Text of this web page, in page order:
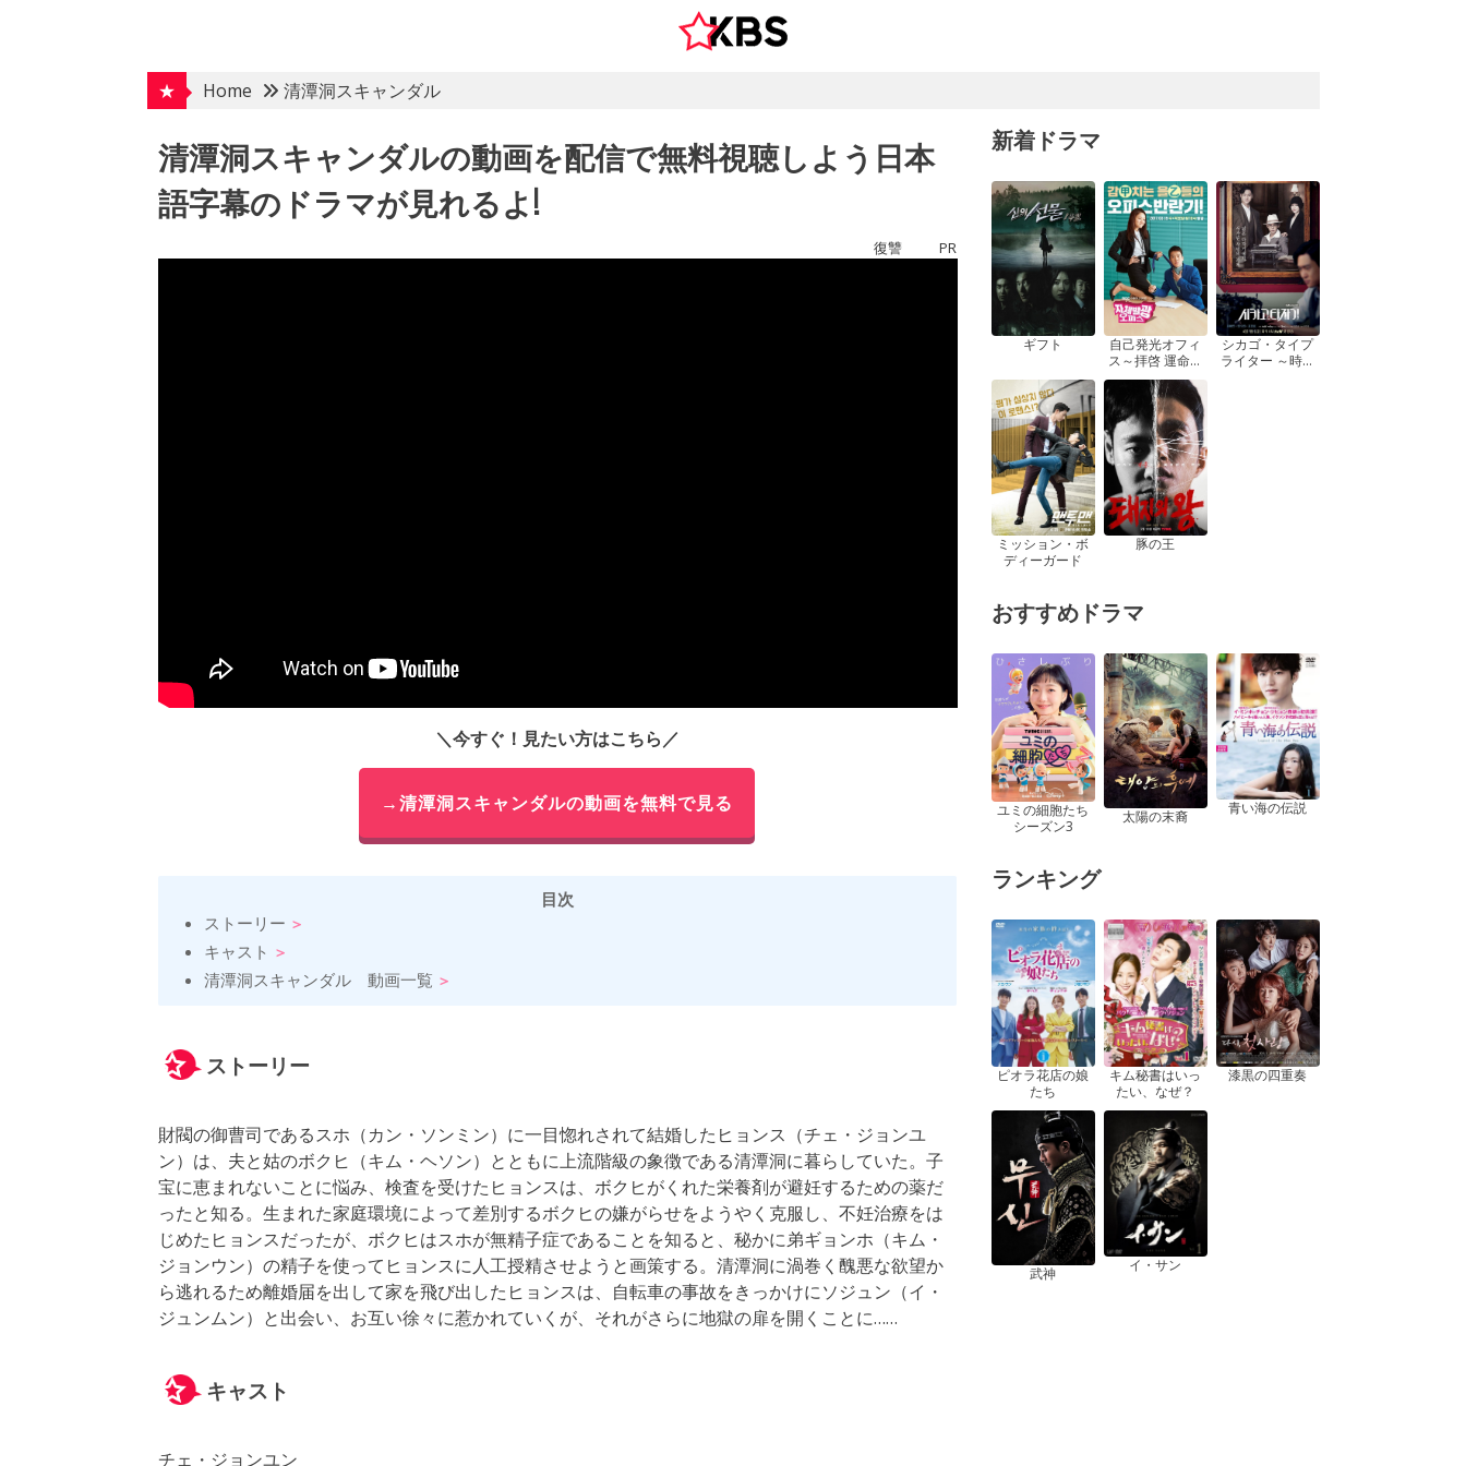
★
Home 清潭洞スキャンダル
清潭洞スキャンダルの動画を配信で無料視聴しよう日本
語字幕のドラマが見れるよ!
復讐 PR
＼今すぐ！見たい方はこちら／
→清潭洞スキャンダルの動画を無料で見る
目次
ストーリー
キャスト
清潭洞スキャンダル 動画一覧
ストーリー
財閥の御曹司であるスホ（カン・ソンミン）に一目惚れされて結婚したヒョンス（チェ・ジョンユ
ン）は、夫と姑のボクヒ（キム・ヘソン）とともに上流階級の象徴である清潭洞に暮らしていた。子
宝に恵まれないことに悩み、検査を受けたヒョンスは、ボクヒがくれた栄養剤が避妊するための薬だ
ったと知る。生まれた家庭環境によって差別するボクヒの嫌がらせをようやく克服し、不妊治療をは
じめたヒョンスだったが、ボクヒはスホが無精子症であることを知ると、秘かに弟ギョンホ（キム・
ジョンウン）の精子を使ってヒョンスに人工授精させようと画策する。清潭洞に渦巻く醜悪な欲望か
ら逃れるため離婚届を出して家を飛び出したヒョンスは、自転車の事故をきっかけにソジュン（イ・
ジュンムン）と出会い、お互い徐々に惹かれていくが、それがさらに地獄の扉を開くことに……
キャスト
チェ・ジョンユン
新着ドラマ
ギフト
自己発光オフィ
ス～拝啓 運命の
女神さま! ～
シカゴ・タイプ
ライター ～時を
ミッション・ボ
ディーガード
豚の王
おすすめドラマ
ユミの細胞たち
シーズン3
太陽の末裔 青い海の伝説
ランキング
ピオラ花店の娘
たち
キム秘書はいっ
たい、なぜ？
漆黒の四重奏
武神 イ・サン